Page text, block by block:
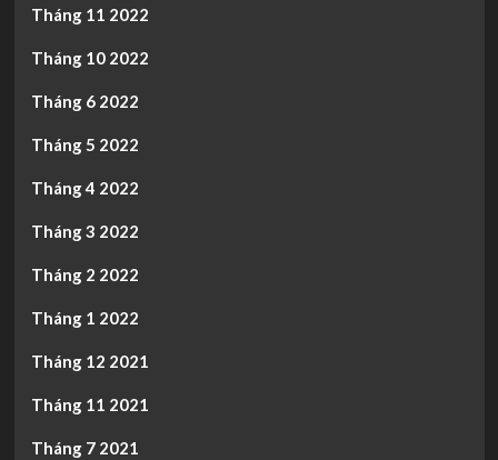
Tháng 11 2022
Tháng 10 2022
Tháng 6 2022
Tháng 5 2022
Tháng 4 2022
Tháng 3 2022
Tháng 2 2022
Tháng 1 2022
Tháng 12 2021
Tháng 11 2021
Tháng 7 2021